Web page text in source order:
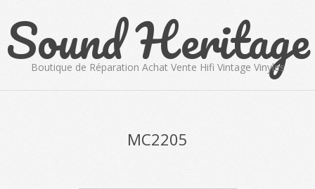
content
Sound Heritage
Boutique de Réparation Achat Vente Hifi Vintage Vinyles
MC2205